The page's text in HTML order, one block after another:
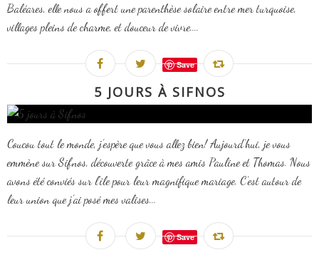
Baléares, elle nous a offert une parenthèse solaire entre mer turquoise,
villages pleins de charme, et douceur de vivre....
Save
5 JOURS À SIFNOS
Coucou tout le monde, j’espère que vous allez bien! Aujourd’hui, je vous
emmène sur Sifnos, découverte grâce à mes amis Pauline et Thomas. Nous
avons été conviés sur l'île pour leur magnifique mariage. C’est autour de
leur union que j’ai posé mes valises...
Save